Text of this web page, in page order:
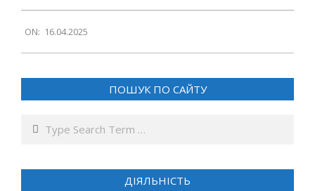
04-
16
ON: 16.04.2025
ПОШУК ПО САЙТУ
Search
ДІЯЛЬНІСТЬ